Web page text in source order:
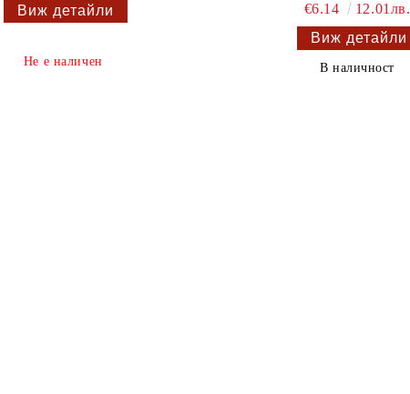
Виж детайли
Не е наличен
€6.14
12.01лв.
Виж детайли
В наличност